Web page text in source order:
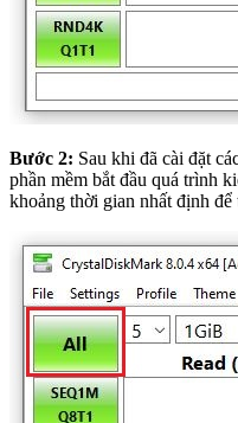
Bước 2: Sau khi đã cài đặt
phần mềm bắt đầu quá trình
khoảng thời gian nhất định